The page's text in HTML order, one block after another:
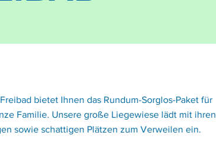
bietet Ihnen das Rundum-Sorglos-Paket für
Familie. Unsere große Liegewiese lädt mit ihren
sowie schattigen Plätzen zum Verweilen ein.